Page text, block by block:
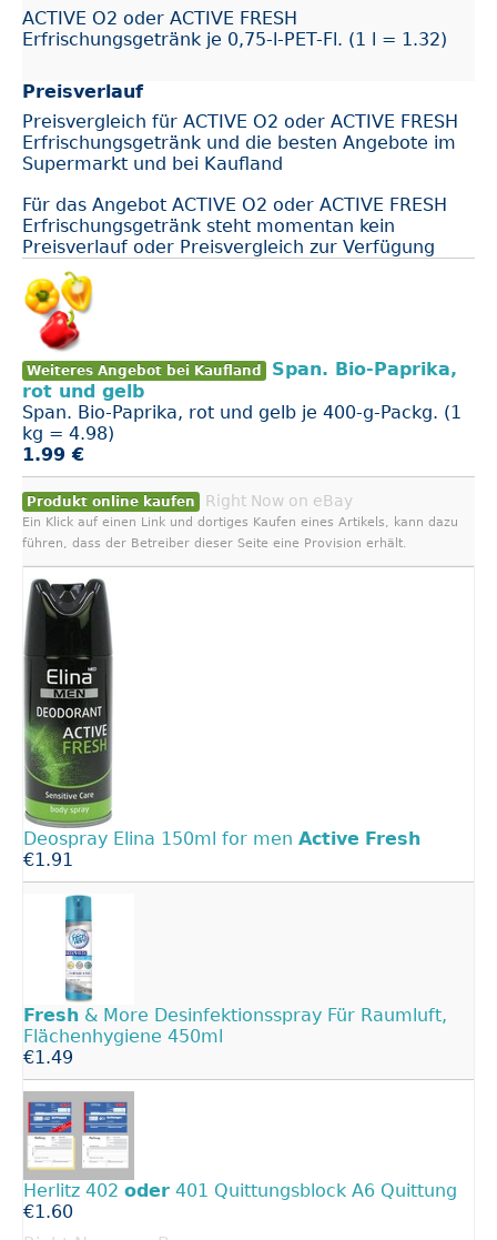
ACTIVE O2 oder ACTIVE FRESH
Erfrischungsgetränk je 0,75-l-PET-Fl. (1 l = 1.32)
Preisverlauf
Preisvergleich für ACTIVE O2 oder ACTIVE FRESH
Erfrischungsgetränk und die besten Angebote im
Supermarkt und bei Kaufland
Für das Angebot ACTIVE O2 oder ACTIVE FRESH
Erfrischungsgetränk steht momentan kein
Preisverlauf oder Preisvergleich zur Verfügung
Weiteres Angebot bei Kaufland
Span. Bio-Paprika,
rot und gelb
Span. Bio-Paprika, rot und gelb je 400-g-Packg. (1
kg = 4.98)
1.99 €
Produkt online kaufen Right Now on eBay
Ein Klick auf einen Link und dortiges Kaufen eines Artikels, kann dazu
führen, dass der Betreiber dieser Seite eine Provision erhält.
Deospray Elina 150ml for men Active Fresh
€1.91
Fresh & More Desinfektionsspray Für Raumluft,
Flächenhygiene 450ml
€1.49
Herlitz 402 oder 401 Quittungsblock A6 Quittung
€1.60